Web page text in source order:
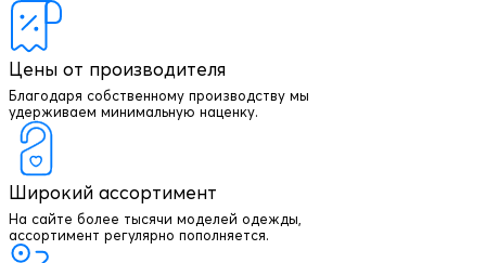
Цены от производителя
Благодаря собственному производству мы
удерживаем минимальную наценку.
Широкий ассортимент
На сайте более тысячи моделей одежды,
ассортимент регулярно пополняется.
+7 903 003 03 79